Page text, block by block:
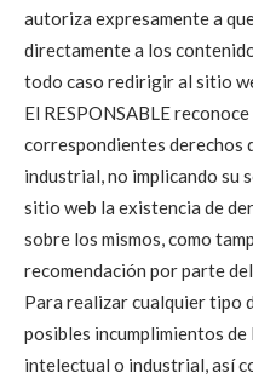
autoriza expresamente a
directamente a los
todo caso redirigir al sitio
El RESPONSABLE
correspondientes derechos
industrial, no implicando su
sitio web la existencia de
sobre los mismos, como
recomendación por parte
Para realizar cualquier tipo
posibles incumplimientos
intelectual o industrial, así